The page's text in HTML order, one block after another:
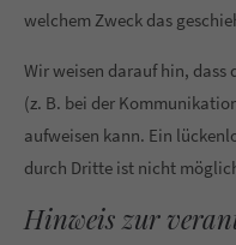
welchem Zweck das
Wir weisen darauf hin,
(z. B. bei der
aufweisen kann. Ein
durch Dritte ist nicht
Hinweis zur